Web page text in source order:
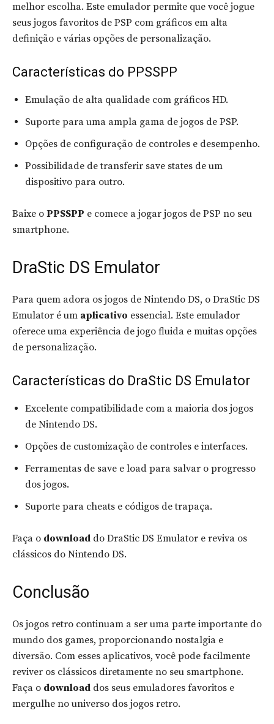
melhor escolha. Este emulador permite que você jogue
seus jogos favoritos de PSP com gráficos em alta
definição e várias opções de personalização.
Características do PPSSPP
Emulação de alta qualidade com gráficos HD.
Suporte para uma ampla gama de jogos de PSP.
Opções de configuração de controles e desempenho.
Possibilidade de transferir save states de um
dispositivo para outro.
Baixe o PPSSPP e comece a jogar jogos de PSP no seu
smartphone.
DraStic DS Emulator
Para quem adora os jogos de Nintendo DS, o DraStic DS
Emulator é um aplicativo essencial. Este emulador
oferece uma experiência de jogo fluida e muitas opções
de personalização.
Características do DraStic DS Emulator
Excelente compatibilidade com a maioria dos jogos
de Nintendo DS.
Opções de customização de controles e interfaces.
Ferramentas de save e load para salvar o progresso
dos jogos.
Suporte para cheats e códigos de trapaça.
Faça o download do DraStic DS Emulator e reviva os
clássicos do Nintendo DS.
Conclusão
Os jogos retro continuam a ser uma parte importante do
mundo dos games, proporcionando nostalgia e
diversão. Com esses aplicativos, você pode facilmente
reviver os clássicos diretamente no seu smartphone.
Faça o download dos seus emuladores favoritos e
mergulhe no universo dos jogos retro.